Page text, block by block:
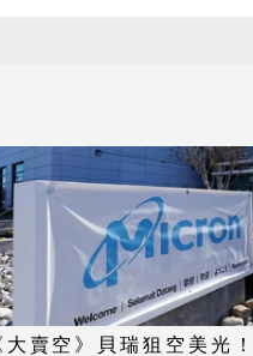
大賣空》貝瑞狙空美光！